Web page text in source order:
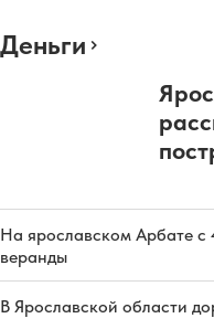
Деньги
На ярославском Арбате с
веранды
В Ярославской области